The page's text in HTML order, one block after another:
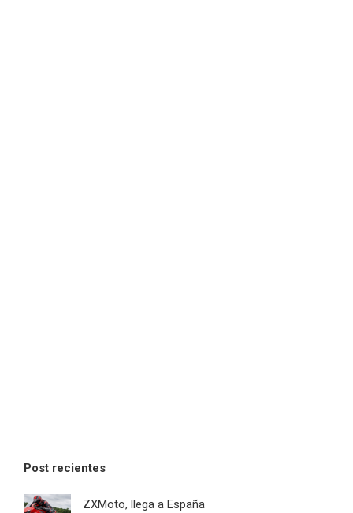
Post recientes
ZXMoto, llega a España